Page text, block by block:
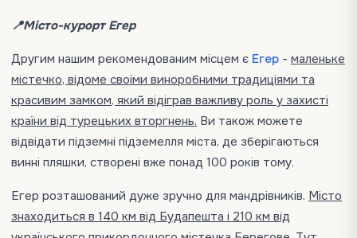
📍Місто-курорт Егер
Другим нашим рекомендованим місцем є Егер - маленьке
містечко, відоме своїми виноробними традиціями та
красивим замком, який відіграв важливу роль у захисті
країни від турецьких вторгнень. Ви також можете
відвідати підземні підземелля міста, де зберігаються
винні пляшки, створені вже понад 100 років тому.
Егер розташований дуже зручно для мандрівників. Місто
знаходиться в 140 км від Будапешта і 210 км від